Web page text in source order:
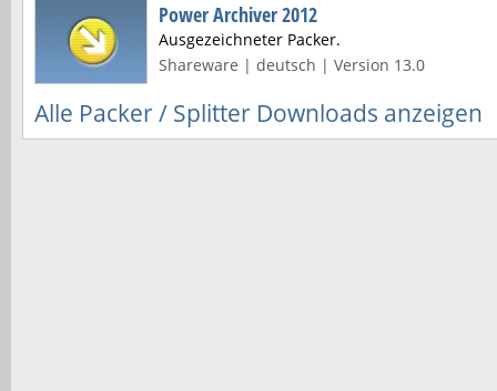
Power Archiver 2012
Ausgezeichneter Packer.
Shareware | deutsch | Version 13.0
Alle Packer / Splitter Downloads anzeigen